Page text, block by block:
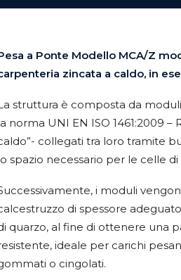
a Ponte Modello MCA/Z
zincata a caldo, in
struttura è composta da
norma UNI EN ISO 1461:2009
collegati tra loro tramite
spazio necessario per le celle di
i moduli
di spessore
quarzo, al fine di ottenere una
ideale per carichi
o cingolati.